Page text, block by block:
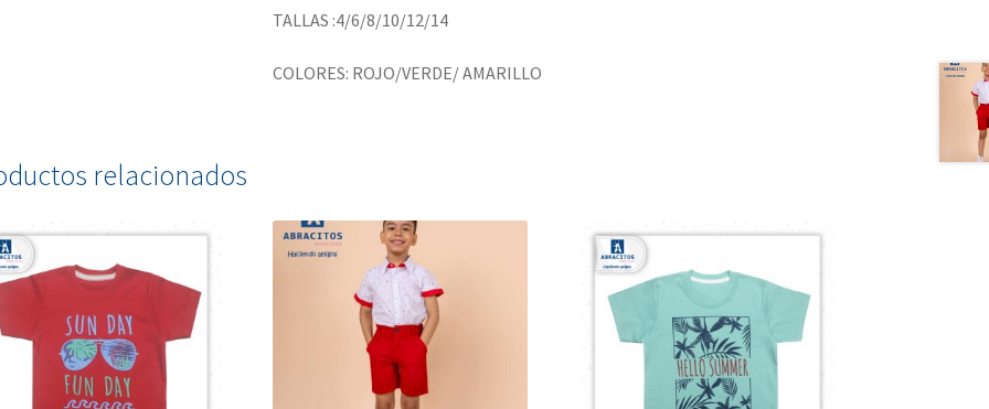
TALLAS :4/6/8/10/12/14
COLORES: ROJO/VERDE/ AMARILLO
relacionados